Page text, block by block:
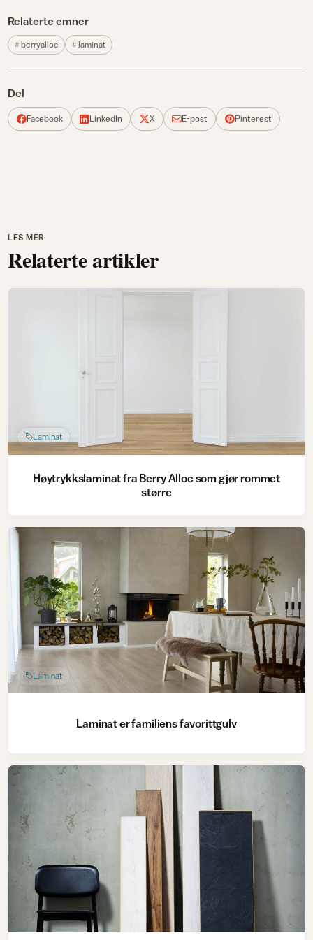
Relaterte emner
berryalloc laminat
Del
Facebook LinkedIn X E-post Pinterest
LES MER
Relaterte artikler
Laminat
Høytrykkslaminat fra Berry Alloc som gjør rommet
større
Laminat
Laminat er familiens favorittgulv